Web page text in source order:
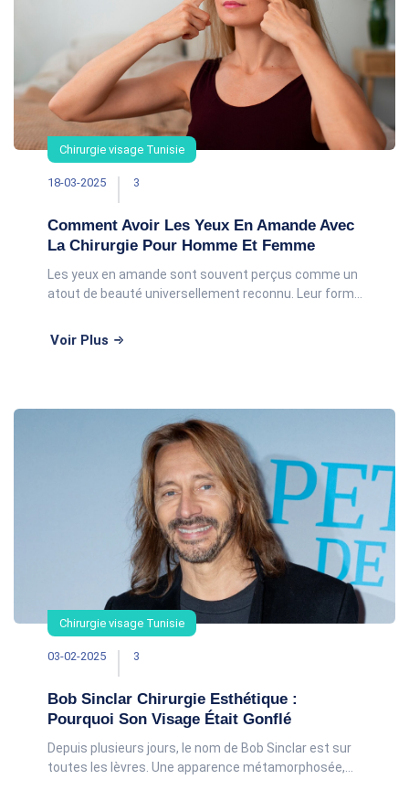
Chirurgie visage Tunisie
18-03-2025 3
Comment Avoir Les Yeux En Amande Avec
La Chirurgie Pour Homme Et Femme
Les yeux en amande sont souvent perçus comme un
atout de beauté universellement reconnu. Leur forme
externes, est prisée dans de nombreuses cultur
Voir Plus
Chirurgie visage Tunisie
03-02-2025 3
Bob Sinclar Chirurgie Esthétique :
Pourquoi Son Visage Était Gonflé
Depuis plusieurs jours, le nom de Bob Sinclar est sur
toutes les lèvres. Une apparence métamorphosée,